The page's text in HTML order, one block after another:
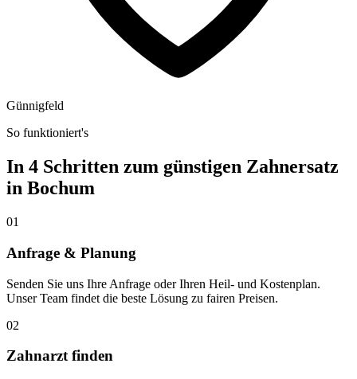
Günnigfeld
So funktioniert's
In 4 Schritten zum günstigen Zahnersatz
in Bochum
01
Anfrage & Planung
Senden Sie uns Ihre Anfrage oder Ihren Heil- und Kostenplan.
Unser Team findet die beste Lösung zu fairen Preisen.
02
Zahnarzt finden